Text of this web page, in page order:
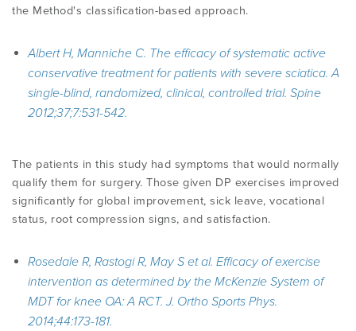
the Method's classification-based approach.
Albert H, Manniche C. The efficacy of systematic active
conservative treatment for patients with severe sciatica. A
single-blind, randomized, clinical, controlled trial. Spine
2012;37;7:531-542.
The patients in this study had symptoms that would normally
qualify them for surgery. Those given DP exercises improved
significantly for global improvement, sick leave, vocational
status, root compression signs, and satisfaction.
Rosedale R, Rastogi R, May S et al. Efficacy of exercise
intervention as determined by the McKenzie System of
MDT for knee OA: A RCT. J. Ortho Sports Phys.
2014;44:173-181.